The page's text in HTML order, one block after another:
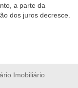
a parte da
dos juros decresce.
Imobiliário